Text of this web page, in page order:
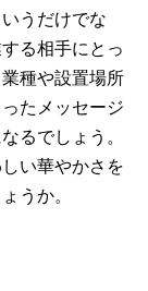
うだけでな
る相手にとっ
種や設置場所
たメッセージ
るでしょう。
い華やかさを
うか。